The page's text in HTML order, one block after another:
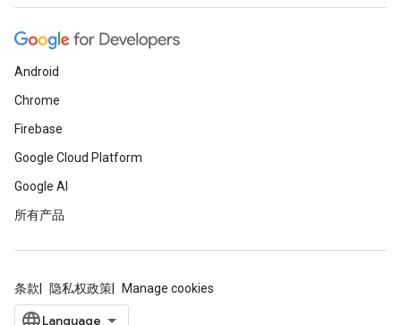
Android
Chrome
Firebase
Google Cloud Platform
Google AI
所有产品
条款 隐私权政策 Manage cookies